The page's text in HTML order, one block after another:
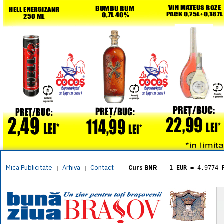
Mica Publicitate | Arhiva | Contact Curs BNR 1 EUR = 4.9774
= 5.8304
1 XAU= 464.4611
1 AED= 1.1933
1 AUD= 2.7957
1 BGN= 2.5449